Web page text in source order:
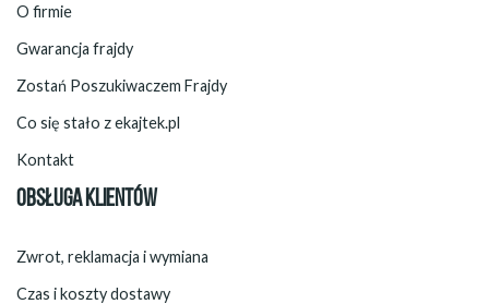
O firmie
Gwarancja frajdy
Zostań Poszukiwaczem Frajdy
Co się stało z ekajtek.pl
Kontakt
OBSŁUGA KLIENTÓW
Zwrot, reklamacja i wymiana
Czas i koszty dostawy